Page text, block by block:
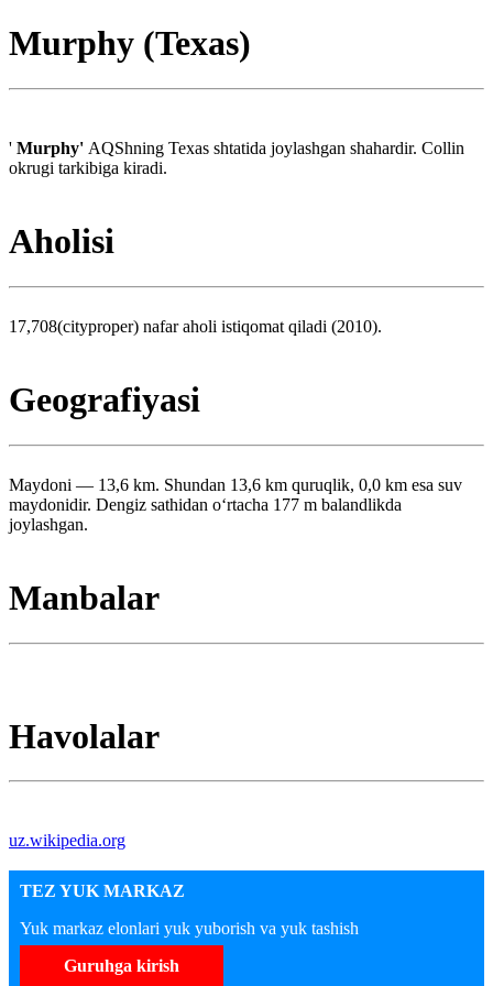
Murphy (Texas)
' Murphy' AQShning Texas shtatida joylashgan shahardir. Collin
okrugi tarkibiga kiradi.
Aholisi
17,708(cityproper) nafar aholi istiqomat qiladi (2010).
Geografiyasi
Maydoni — 13,6 km. Shundan 13,6 km quruqlik, 0,0 km esa suv
maydonidir. Dengiz sathidan oʻrtacha 177 m balandlikda
joylashgan.
Manbalar
Havolalar
uz.wikipedia.org
TEZ YUK MARKAZ
Yuk markaz elonlari yuk yuborish va yuk tashish
Guruhga kirish